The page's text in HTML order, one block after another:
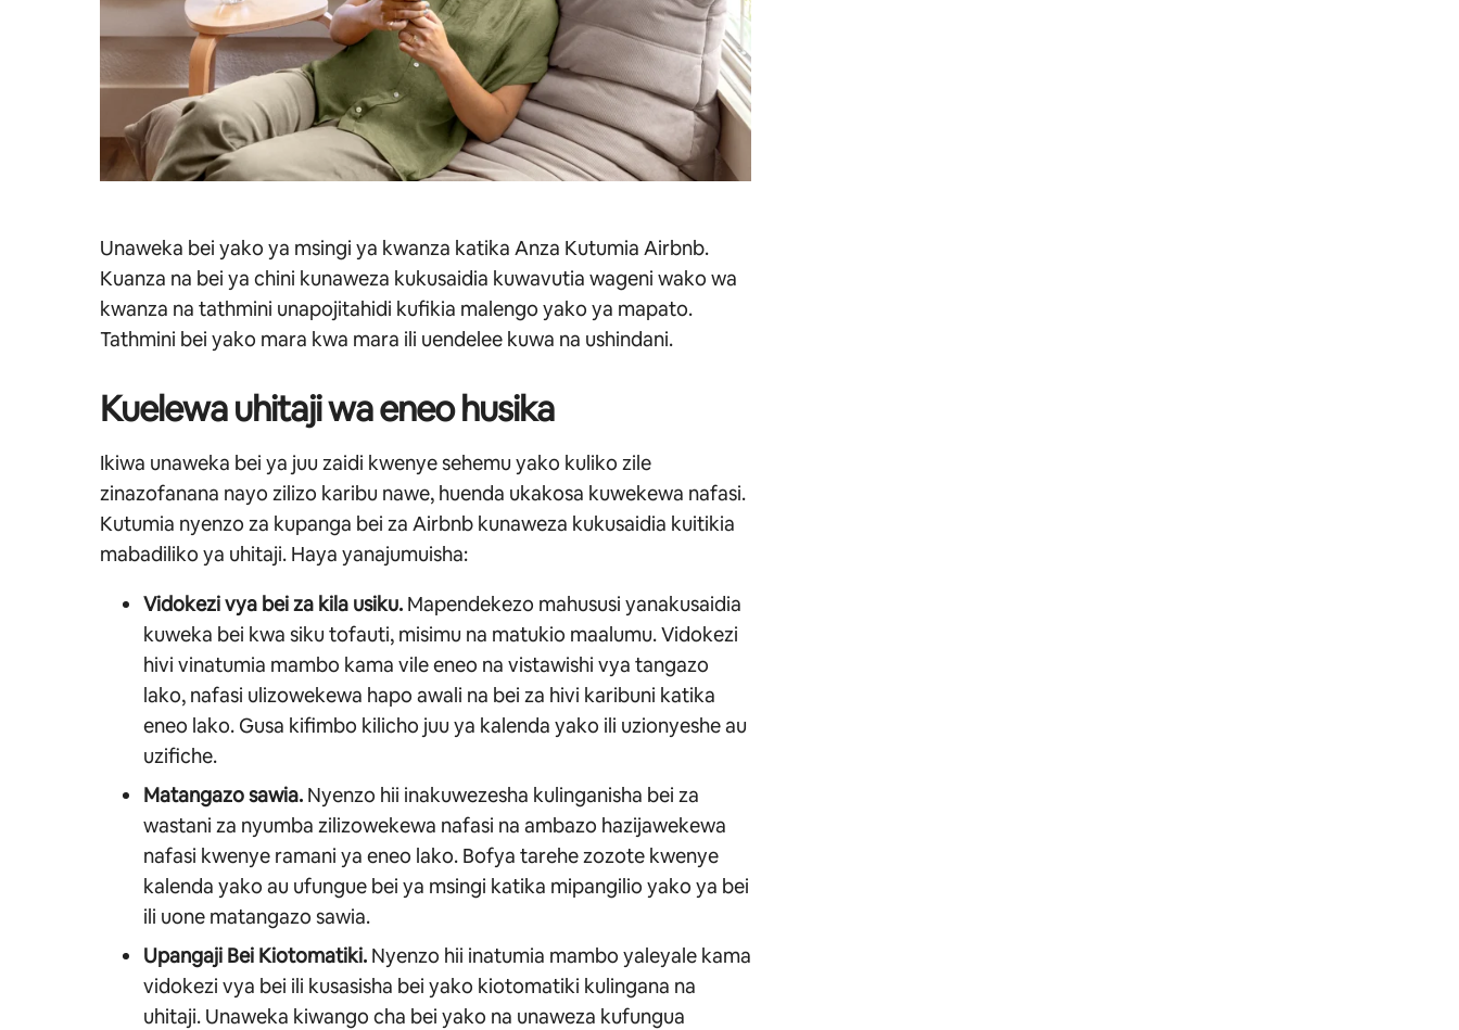
Unaweka bei yako ya msingi ya kwanza katika Anza Kutumia Airbnb.
Kuanza na bei ya chini kunaweza kukusaidia kuwavutia wageni wako wa
kwanza na tathmini unapojitahidi kufikia malengo yako ya mapato.
Tathmini bei yako mara kwa mara ili uendelee kuwa na ushindani.
Kuelewa uhitaji wa eneo husika
Ikiwa unaweka bei ya juu zaidi kwenye sehemu yako kuliko zile
zinazofanana nayo zilizo karibu nawe, huenda ukakosa kuwekewa nafasi.
Kutumia nyenzo za kupanga bei za Airbnb kunaweza kukusaidia kuitikia
mabadiliko ya uhitaji. Haya yanajumuisha:
Vidokezi vya bei za kila usiku. Mapendekezo mahususi yanakusaidia
kuweka bei kwa siku tofauti, misimu na matukio maalumu. Vidokezi
hivi vinatumia mambo kama vile eneo na vistawishi vya tangazo
lako, nafasi ulizowekewa hapo awali na bei za hivi karibuni katika
eneo lako. Gusa kifimbo kilicho juu ya kalenda yako ili uzionyeshe au
uzifiche.
Matangazo sawia. Nyenzo hii inakuwezesha kulinganisha bei za
wastani za nyumba zilizowekewa nafasi na ambazo hazijawekewa
nafasi kwenye ramani ya eneo lako. Bofya tarehe zozote kwenye
kalenda yako au ufungue bei ya msingi katika mipangilio yako ya bei
ili uone matangazo sawia.
Upangaji Bei Kiotomatiki. Nyenzo hii inatumia mambo yaleyale kama
vidokezi vya bei ili kusasisha bei yako kiotomatiki kulingana na
uhitaji. Unaweka kiwango cha bei yako na unaweza kufungua